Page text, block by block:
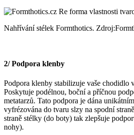
Nahřívání stélek Formthotics.
2/ Podpora klenby
Podpora klenby stabilizuje vaše chodidlo
Poskytuje podélnou, boční a příčnou
metatarzů. Tato podpora je dána
vyfrézována do tvaru slzy na spodní
straně stélky (do boty) tak zlepšuje
nohy).